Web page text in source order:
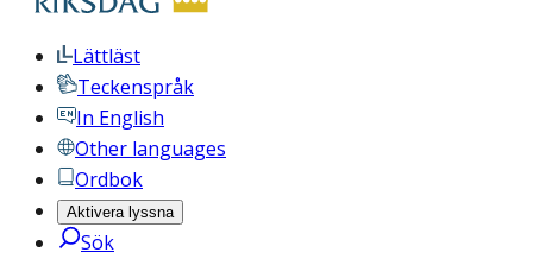
Lättläst
Teckenspråk
In English
Other languages
Ordbok
Aktivera lyssna
Sök